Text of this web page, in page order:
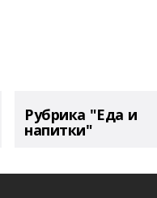
Рубрика "Еда и
напитки"